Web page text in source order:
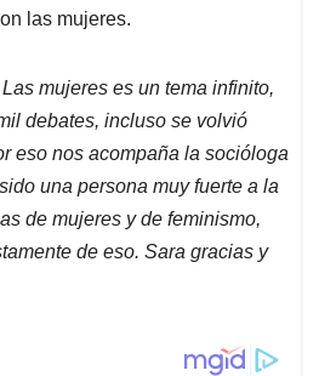
las mujeres.
Las mujeres es un tema infinito,
debates, incluso se volvió
eso nos acompaña la socióloga
una persona muy fuerte a la
de mujeres y de feminismo,
de eso. Sara gracias y